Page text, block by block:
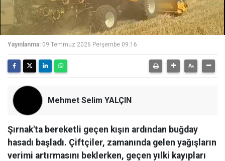
Yayınlanma: 09 Temmuz 2026 Perşembe 09:16
Mehmet Selim YALÇIN
Şırnak'ta bereketli geçen kışın ardından buğday
hasadı başladı. Çiftçiler, zamanında gelen yağışların
verimi artırmasını beklerken, geçen yılki kayıpları